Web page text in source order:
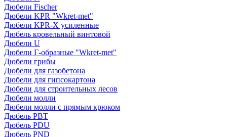
Дюбели Fischer
Дюбели KPR "Wkret-met"
Дюбели KPR-Х усиленные
Дюбель кровельный винтовой
Дюбели U
Дюбели Г-образные "Wkret-met"
Дюбели грибы
Дюбели для газобетона
Дюбели для гипсокартона
Дюбели для строительных лесов
Дюбели молли
Дюбели молли с прямым крюком
Дюбель PBT
Дюбель PDU
Дюбель PND